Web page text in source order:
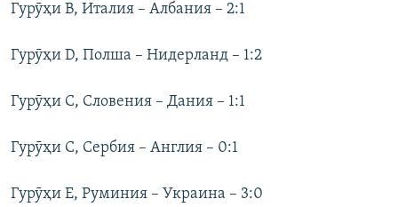
Гурӯҳи B, Италия – Албания – 2:1
Гурӯҳи D, Полша – Нидерланд – 1:2
Гурӯҳи C, Словения – Дания – 1:1
Гурӯҳи С, Сербия – Англия – 0:1
Гурӯҳи E, Руминия – Украина – 3:0